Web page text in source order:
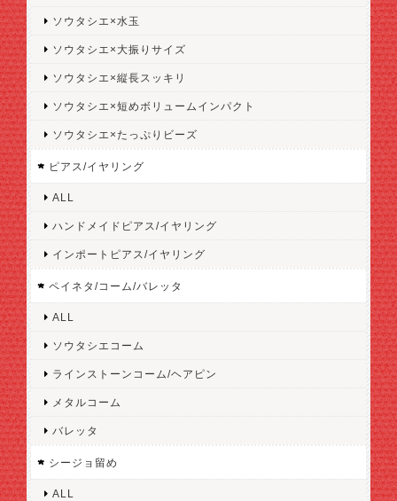
ソウタシエ×水玉
ソウタシエ×大振りサイズ
ソウタシエ×縦長スッキリ
ソウタシエ×短めボリュームインパクト
ソウタシエ×たっぷりビーズ
ピアス/イヤリング
ALL
ハンドメイドピアス/イヤリング
インポートピアス/イヤリング
ペイネタ/コーム/バレッタ
ALL
ソウタシエコーム
ラインストーンコーム/ヘアピン
メタルコーム
バレッタ
シージョ留め
ALL